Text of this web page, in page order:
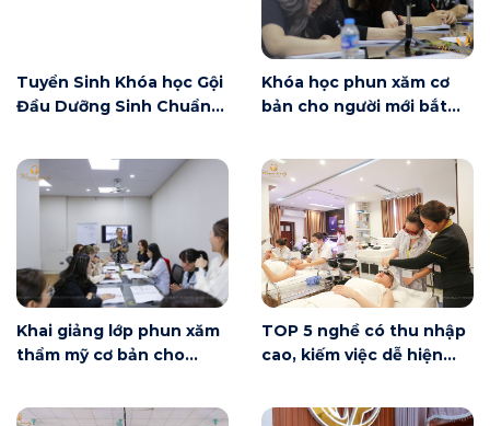
Tuyển Sinh Khóa học Gội
Đầu Dưỡng Sinh Chuẩn
Khóa học phun xăm cơ
bản cho người mới bắt
có gì?
Khai giảng lớp phun xăm
thẩm mỹ cơ bản cho
Nội
TOP 5 nghề có thu nhập
cao, kiếm việc dễ hiện